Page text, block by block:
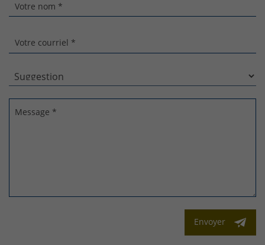
Votre nom *
Votre courriel *
Message *
Envoyer